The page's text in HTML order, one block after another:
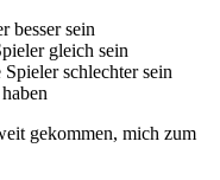
besser sein
gleich sein
schlechter sein
gekommen, mich zum